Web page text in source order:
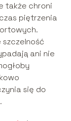
także chroni
piętrzenia
ani nie
się do